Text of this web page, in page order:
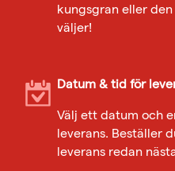
kungsgran eller
väljer!
Datum & tid för
Välj ett datum och
leverans. Beställer
leverans redan